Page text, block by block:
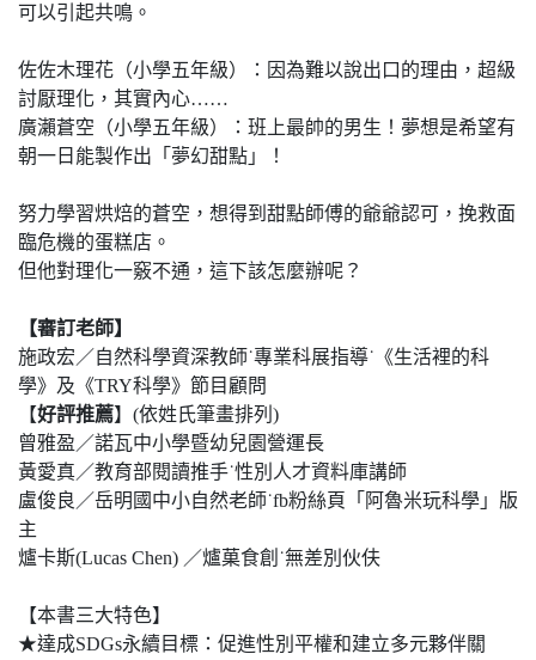
可以引起共鳴。
佐佐木理花（小學五年級）：因為難以說出口的理由，超級
討厭理化，其實內心……
廣瀨蒼空（小學五年級）：班上最帥的男生！夢想是希望有
朝一日能製作出「夢幻甜點」！
努力學習烘焙的蒼空，想得到甜點師傅的爺爺認可，挽救面
臨危機的蛋糕店。
但他對理化一竅不通，這下該怎麼辦呢？
【審訂老師】
施政宏／自然科學資深教師˙專業科展指導˙《生活裡的科
學》及《TRY科學》節目顧問
【好評推薦】(依姓氏筆畫排列)
曾雅盈／諾瓦中小學暨幼兒園營運長
黃愛真／教育部閱讀推手˙性別人才資料庫講師
盧俊良／岳明國中小自然老師˙fb粉絲頁「阿魯米玩科學」版
主
爐卡斯(Lucas Chen) ／爐菓食創˙無差別伙伕
【本書三大特色】
★達成SDGs永續目標：促進性別平權和建立多元夥伴關